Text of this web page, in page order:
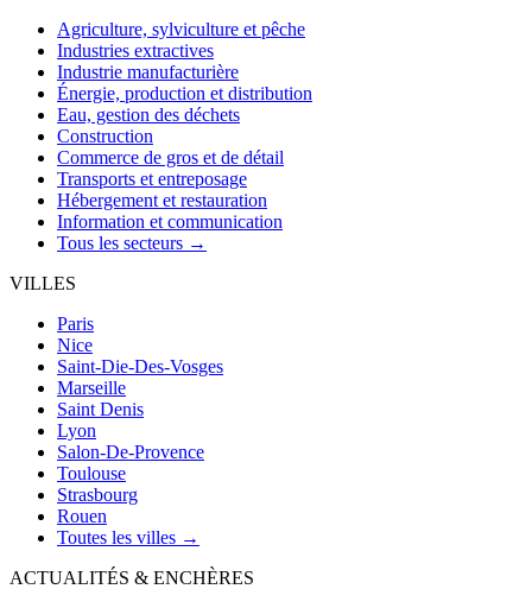
Agriculture, sylviculture et pêche
Industries extractives
Industrie manufacturière
Énergie, production et distribution
Eau, gestion des déchets
Construction
Commerce de gros et de détail
Transports et entreposage
Hébergement et restauration
Information et communication
Tous les secteurs →
VILLES
Paris
Nice
Saint-Die-Des-Vosges
Marseille
Saint Denis
Lyon
Salon-De-Provence
Toulouse
Strasbourg
Rouen
Toutes les villes →
ACTUALITÉS & ENCHÈRES